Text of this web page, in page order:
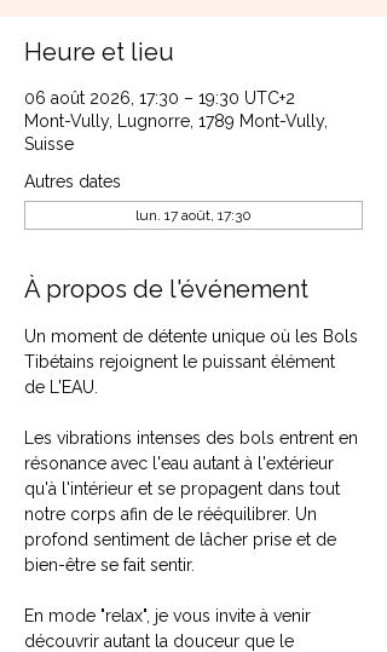
Heure et lieu
06 août 2026, 17:30 – 19:30 UTC+2
Mont-Vully, Lugnorre, 1789 Mont-Vully,
Suisse
Autres dates
lun. 17 août, 17:30
À propos de l'événement
Un moment de détente unique où les Bols
Tibétains rejoignent le puissant élément
de L'EAU.
Les vibrations intenses des bols entrent en
résonance avec l'eau autant à l'extérieur
qu'à l'intérieur et se propagent dans tout
notre corps afin de le rééquilibrer. Un
profond sentiment de lâcher prise et de
bien-être se fait sentir.
En mode "relax", je vous invite à venir
découvrir autant la douceur que le